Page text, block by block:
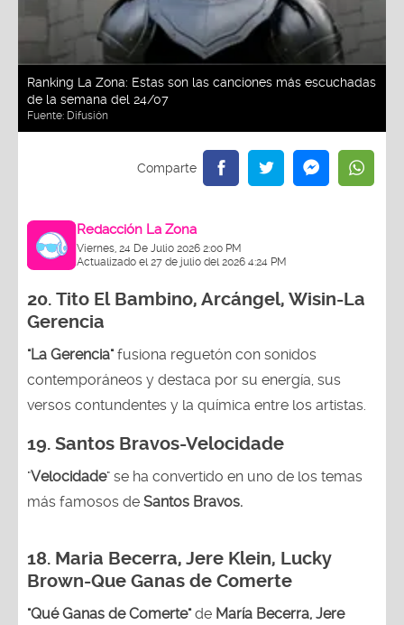
Ranking La Zona: Estas son las canciones más escuchadas
de la semana del 24/07
Fuente: Difusión
Redacción La Zona
Viernes, 24 De Julio 2026 2:00 PM
Actualizado el 27 de julio del 2026 4:24 PM
20. Tito El Bambino, Arcángel, Wisin-La
Gerencia
"La Gerencia"fusiona reguetón con sonidos
contemporáneos y destaca por su energía, sus
versos contundentes y la química entre los artistas.
19. Santos Bravos-Velocidade
"Velocidade" se ha convertido en uno de los temas
más famosos de Santos Bravos.
18. Maria Becerra, Jere Klein, Lucky
Brown-Que Ganas de Comerte
"Qué Ganas de Comerte"de María Becerra, Jere